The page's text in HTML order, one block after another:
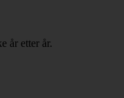
år etter år.